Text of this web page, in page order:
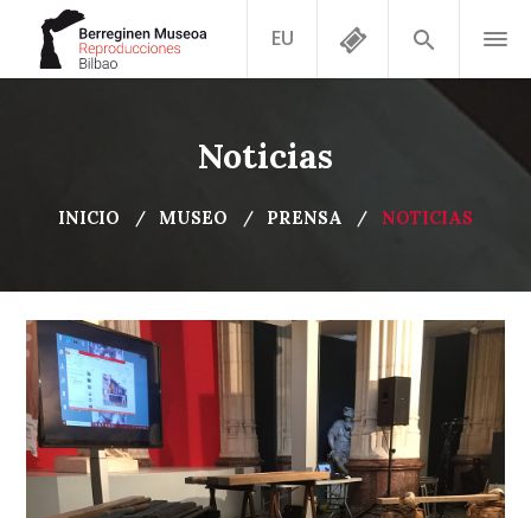
EU
Noticias
INICIO MUSEO PRENSA NOTICIAS